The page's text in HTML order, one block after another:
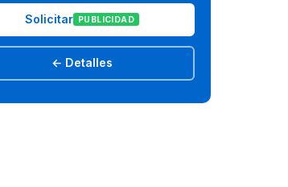
Solicitar PUBLICIDAD
← Detalles